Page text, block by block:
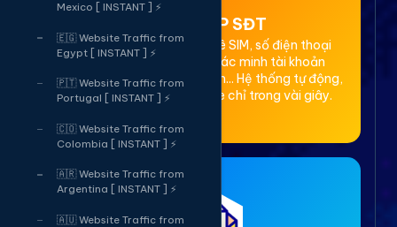
Mexico [ INSTANT ] ⚡
🇪🇬 Website Traffic from
Egypt [ INSTANT ] ⚡
🇵🇹 Website Traffic from
Portugal [ INSTANT ] ⚡
🇨🇴 Website Traffic from
Colombia [ INSTANT ] ⚡
🇦🇷 Website Traffic from
Argentina [ INSTANT ] ⚡
🇦🇺 Website Traffic from
2. Thuê OTP SĐT
Cung cấp dịch vụ cho thuê SIM, số điện thoại
(SĐT) để nhận mã OTP xác minh tài khoản
Facebook, Google, Telegram... Hệ thống tự động,
bảo mật, giá rẻ, nhận code chỉ trong vài giây.